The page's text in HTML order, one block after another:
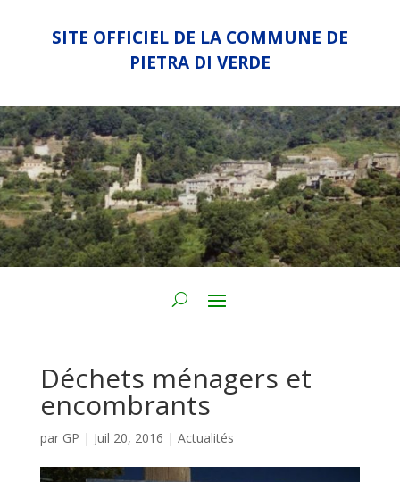
SITE OFFICIEL DE LA COMMUNE DE
PIETRA DI VERDE
Déchets ménagers et
encombrants
par GP | Juil 20, 2016 | Actualités